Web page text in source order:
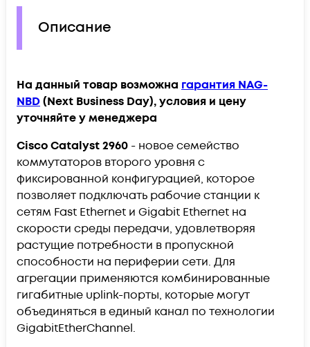
Описание
На данный товар возможна гарантия NAG-
NBD(Next Business Day), условия и цену
уточняйте у менеджера
CiscoCatalyst 2960 - новое семейство
коммутаторов второго уровня с
фиксированной конфигурацией, которое
позволяет подключать рабочие станции к
сетям Fast Ethernet и Gigabit Ethernet на
скорости среды передачи, удовлетворяя
растущие потребности в пропускной
способности на периферии сети. Для
агрегации применяются комбинированные
гигабитные uplink-порты, которые могут
объединяться в единый канал по технологии
GigabitEtherChannel.